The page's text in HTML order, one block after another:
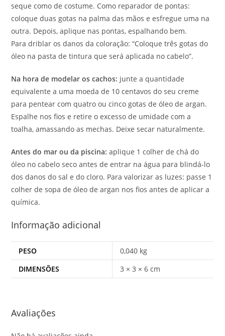
seque como de costume. Como reparador de pontas:
coloque duas gotas na palma das mãos e esfregue uma na
outra. Depois, aplique nas pontas, espalhando bem.
Para driblar os danos da coloração: “Coloque três gotas do
óleo na pasta de tintura que será aplicada no cabelo”.
Na hora de modelar os cachos: junte a quantidade
equivalente a uma moeda de 10 centavos do seu creme
para pentear com quatro ou cinco gotas de óleo de argan.
Espalhe nos fios e retire o excesso de umidade com a
toalha, amassando as mechas. Deixe secar naturalmente.
Antes do mar ou da piscina: aplique 1 colher de chá do
óleo no cabelo seco antes de entrar na água para blindá-lo
dos danos do sal e do cloro. Para valorizar as luzes: passe 1
colher de sopa de óleo de argan nos fios antes de aplicar a
química.
Informação adicional
PESO
0,040 kg
DIMENSÕES
3 × 3 × 6 cm
Avaliações